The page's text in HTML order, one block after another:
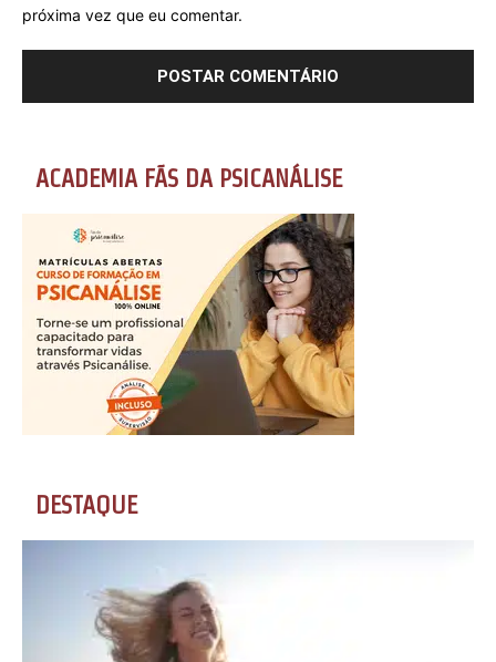
próxima vez que eu comentar.
ACADEMIA FÃS DA PSICANÁLISE
DESTAQUE